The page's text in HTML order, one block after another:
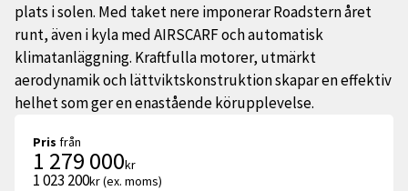
plats i solen. Med taket nere imponerar Roadstern året
runt, även i kyla med AIRSCARF och automatisk
klimatanläggning. Kraftfulla motorer, utmärkt
aerodynamik och lättviktskonstruktion skapar en effektiv
helhet som ger en enastående körupplevelse.
Pris från
1 279 000kr
1 023 200kr (ex. moms)